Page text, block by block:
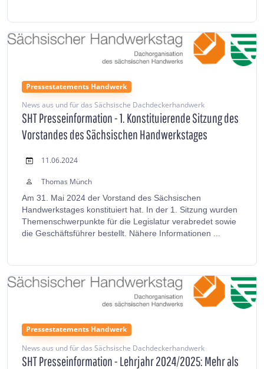
Pressestatements Handwerk
News aus und für das Sächsische Dachdeckerhandwerk
SHT Presseinformation - 1. Konstituierende Sitzung des
Vorstandes des Sächsischen Handwerkstages
11.06.2024
Thomas Münch
Am 31. Mai 2024 der Vorstand des Sächsischen
Handwerkstages konstituiert hat. In der 1. Sitzung wurden
Themenschwerpunkte für die Legislatur verabredet sowie
die Geschäftsführer bestellt. Nähere Informationen ...
Pressestatements Handwerk
News aus und für das Sächsische Dachdeckerhandwerk
SHT Presseinformation - Lehrjahr 2024/2025: Mehr als